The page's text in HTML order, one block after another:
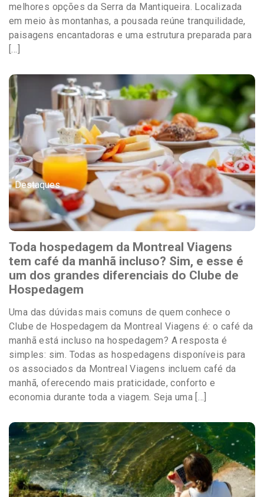
melhores opções da Serra da Mantiqueira. Localizada
em meio às montanhas, a pousada reúne tranquilidade,
paisagens encantadoras e uma estrutura preparada para
[…]
Destaques
Toda hospedagem da Montreal Viagens
tem café da manhã incluso? Sim, e esse é
um dos grandes diferenciais do Clube de
Hospedagem
Uma das dúvidas mais comuns de quem conhece o
Clube de Hospedagem da Montreal Viagens é: o café da
manhã está incluso na hospedagem? A resposta é
simples: sim. Todas as hospedagens disponíveis para
os associados da Montreal Viagens incluem café da
manhã, oferecendo mais praticidade, conforto e
economia durante toda a viagem. Seja uma […]